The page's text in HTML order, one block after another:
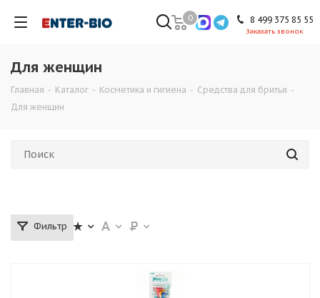
8 499 375 85 55
Заказать звонок
0
Для женщин
Главная - Каталог - Косметика и гигиена - Средства для бритья -
Для женщин
Фильтр